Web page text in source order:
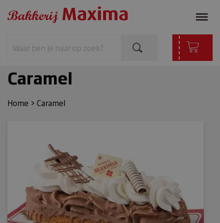
Caramel
Home > Caramel